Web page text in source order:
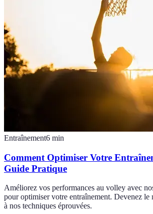
Entraînement6 min
Comment Optimiser Votre
Guide Pratique
Améliorez vos performances au volley avec
pour optimiser votre entraînement. Devenez le
à nos techniques éprouvées.